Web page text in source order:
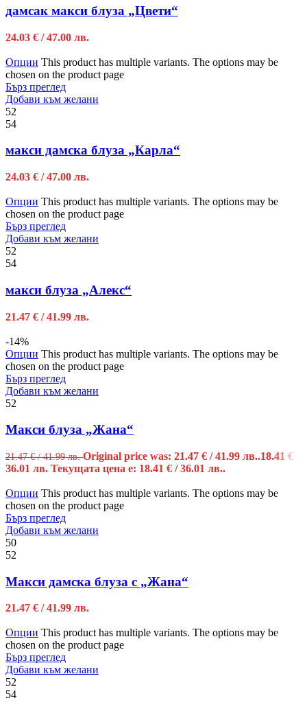
дамсак макси блуза „Цвети“
24.03 € / 47.00 лв.
Опции This product has multiple variants. The options may be
chosen on the product page
Бърз преглед
Добави към желани
52
54
макси дамска блуза „Карла“
24.03 € / 47.00 лв.
Опции This product has multiple variants. The options may be
chosen on the product page
Бърз преглед
Добави към желани
52
54
макси блуза „Алекс“
21.47 € / 41.99 лв.
-14%
Опции This product has multiple variants. The options may be
chosen on the product page
Бърз преглед
Добави към желани
52
Макси блуза „Жана“
21.47€/ 41.99 лв.Original price was: 21.47 € / 41.99 лв..18.41 €
36.01 лв. Текущата цена е: 18.41 € / 36.01 лв..
Опции This product has multiple variants. The options may be
chosen on the product page
Бърз преглед
Добави към желани
50
52
Макси дамска блуза с „Жана“
21.47 € / 41.99 лв.
Опции This product has multiple variants. The options may be
chosen on the product page
Бърз преглед
Добави към желани
52
54